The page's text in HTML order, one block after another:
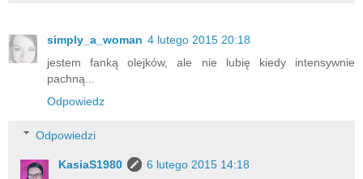
simply_a_woman 4 lutego 2015 20:18
jestem fanką olejków, ale nie lubię kiedy intensywnie
pachną...
Odpowiedz
Odpowiedzi
KasiaS1980
6 lutego 2015 14:18